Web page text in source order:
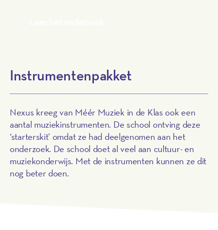
Instrumentenpakket
Nexus kreeg van Méér Muziek in de Klas ook een
aantal muziekinstrumenten. De school ontving deze
‘starterskit’ omdat ze had deelgenomen aan het
onderzoek. De school doet al veel aan cultuur- en
muziekonderwijs. Met de instrumenten kunnen ze dit
nog beter doen.